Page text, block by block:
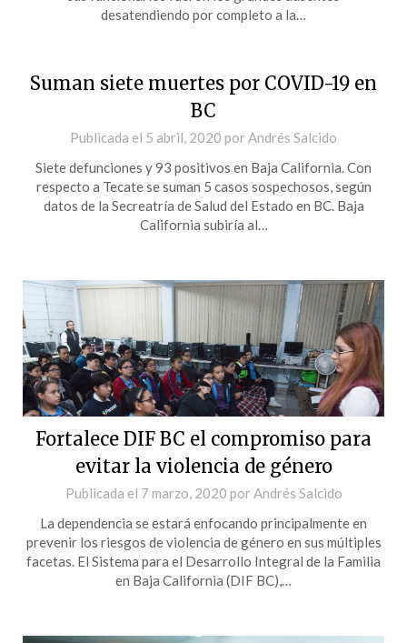
desatendiendo por completo a la…
Suman siete muertes por COVID-19 en
BC
Publicada el 5 abril, 2020 por Andrés Salcido
Siete defunciones y 93 positivos en Baja California. Con
respecto a Tecate se suman 5 casos sospechosos, según
datos de la Secreatría de Salud del Estado en BC. Baja
California subiría al…
Fortalece DIF BC el compromiso para
evitar la violencia de género
Publicada el 7 marzo, 2020 por Andrés Salcido
La dependencia se estará enfocando principalmente en
prevenir los riesgos de violencia de género en sus múltiples
facetas. El Sistema para el Desarrollo Integral de la Familia
en Baja California (DIF BC),…